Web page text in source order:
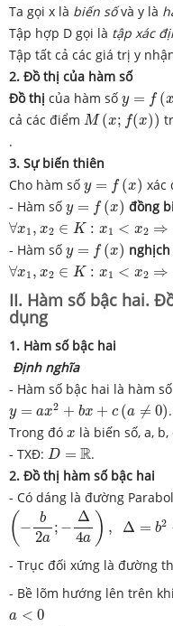
Ta gọi x là biến sốvà y là
Tập hợp D gọi là tập xác
Tập tất cả các giá trị y
2. Đồ thị của hàm số
Đồ thị của hàm số y = f (x
y x)
cả các điểm M (x; f(x))
M(x;f(x))
.
3. Sự biến thiên
Cho hàm số y = f (x)
y x) xác
- Hàm số y = f (x)
y f( x) đồng
∀x1 , x2 ∈ K : x1 < x2 ⇒
∀x x ∈ K:x1< 2⇒f x1
- Hàm số y = f (x)
y x)
∀x1 , x2 ∈ K : x1 < x2 ⇒
∀x x ∈ K:x1< 2⇒f x 1
II. Hàm số bậc hai.
dụng
1. Hàm số bậc hai
Định nghĩa
- Hàm số bậc hai là hàm
y = ax2 + bx + c (a ≠ 0)
+ b x+ a 0)
.
Trong đó x
x là biến số, a,
- TXĐ: D = R
D=
.
2. Đồ thị hàm số bậc hai
- Có dáng là đường
( −
b
2a
; −
Δ
4a ) , Δ = b2
−b 2a;−Δ 4a),Δ=b2 −4ac
- Trục đối xứng là đường
- Bề lõm hướng lên trên khi
a < 0
a 0